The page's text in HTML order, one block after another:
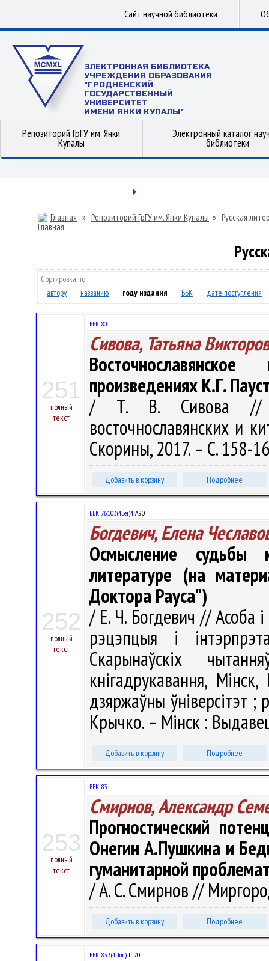
Сайт научной библиотеки
ЭЛЕКТРОННАЯ БИБЛИОТЕКА
УЧРЕЖДЕНИЯ ОБРАЗОВАНИЯ
"ГРОДНЕНСКИЙ
ГОСУДАРСТВЕННЫЙ
УНИВЕРСИТЕТ
ИМЕНИ ЯНКИ КУПАЛЫ"
Репозиторий ГрГУ им. Янки
Купалы
Электронный каталог
библиотеки
Главная » Репозиторий ГрГУ им. Янки Купалы » Русская
Сортировка по:
автору
названию году издания ББК дате поступления
251
полный
текст
ББК 80.
Сивова, Татьяна
произведениях К.Г.
/ Т. В. Сивова //
восточнославянских и
Скорины, 2017. – С. 158-
Добавить в корзину Подробнее
252
полный
текст
ББК 76.103(4Беі)4 А90
Богдевич, Елена
Осмысление судьбы
литературе (на
Доктора Рауса")
/ Е. Ч. Богдевич // Асоба
рэцэпцыя і
Скарынаўскіх
кнігадрукавання,
дзяржаўны ўніверсітэт ;
Крычко. – Мінск :
Добавить в корзину Подробнее
253
полный
текст
ББК 83.
Смирнов, Александр
Прогностический
Онегин А.Пушкина и
гуманитарной
/ А. С. Смирнов //
Добавить в корзину Подробнее
ББК 83.3(4Пол) Ш70